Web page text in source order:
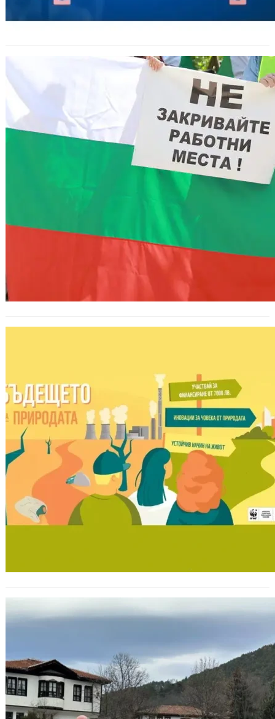
Състоянието на българската
администрация през 2023 г.:
Намаление, но все още висока
от рождението на Христо Ботев –